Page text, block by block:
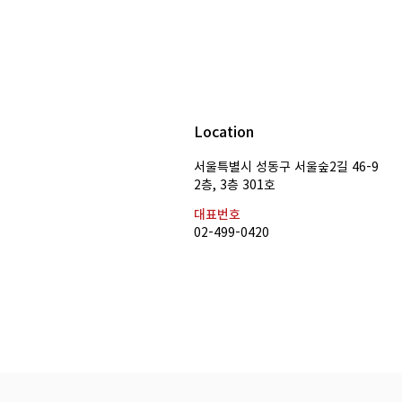
[특강공지] ​​축구특강 by 쿠플 박
용식 & 소준일 캐스터
Location
서울특별시 성동구 서울숲2길 46-9
​2층, 3층 301호
대표번호
02-499-0420